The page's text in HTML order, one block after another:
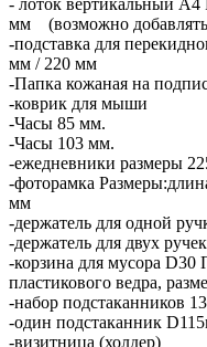
- лоток вертикальный
мм (возможно добавлять
-подставка для
мм / 220 мм
-Папка кожаная на
-коврик для мыши
-Часы 85 мм.
-Часы 103 мм.
-ежедневники размеры
-фоторамка
мм
-держатель для одной
-держатель для двух
-корзина для мусора D30
пластикового ведра,
-набор подстаканников
-один подстаканник
-визитница (холдер)